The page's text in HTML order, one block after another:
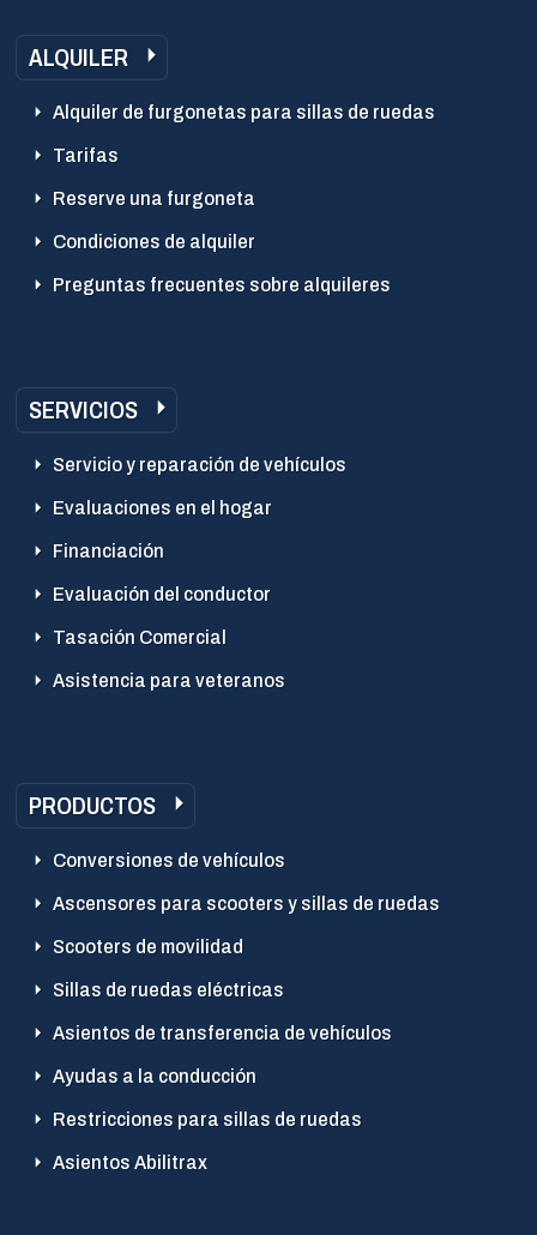
ALQUILER
Alquiler de furgonetas para sillas de ruedas
Tarifas
Reserve una furgoneta
Condiciones de alquiler
Preguntas frecuentes sobre alquileres
SERVICIOS
Servicio y reparación de vehículos
Evaluaciones en el hogar
Financiación
Evaluación del conductor
Tasación Comercial
Asistencia para veteranos
PRODUCTOS
Conversiones de vehículos
Ascensores para scooters y sillas de ruedas
Scooters de movilidad
Sillas de ruedas eléctricas
Asientos de transferencia de vehículos
Ayudas a la conducción
Restricciones para sillas de ruedas
Asientos Abilitrax